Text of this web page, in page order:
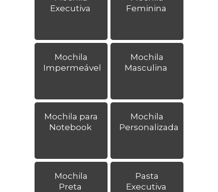
Executiva
Feminina
Mochila
Impermeável
Mochila
Masculina
Mochila para
Notebook
Mochila
Personalizada
Mochila
Preta
Pasta
Executiva